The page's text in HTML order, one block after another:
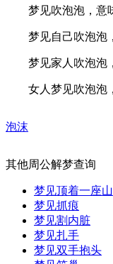
梦见吹泡泡，意味
梦见自己吹泡泡，
梦见家人吹泡泡，
女人梦见吹泡泡，
泡沫
其他周公解梦查询
梦见顶着一座山
梦见抓痕
梦见割内脏
梦见扎手
梦见双手抱头